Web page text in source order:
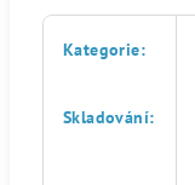
Kategorie:
Skladování: